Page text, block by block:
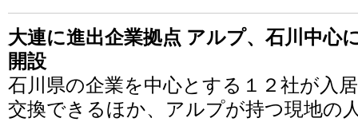
大連に進出企業拠点 アルプ、石川中心
開設
石川県の企業を中心とする１２社が入
交換できるほか、アルプが持つ現地の